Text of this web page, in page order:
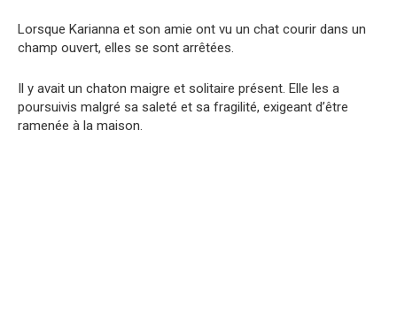
Lorsque Karianna et son amie ont vu un chat courir dans un
champ ouvert, elles se sont arrêtées.
Il y avait un chaton maigre et solitaire présent. Elle les a
poursuivis malgré sa saleté et sa fragilité, exigeant d’être
ramenée à la maison.